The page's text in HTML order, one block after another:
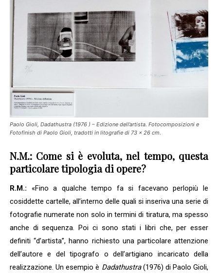
Paolo Gioli, Dadathustra (1976 ) – Edizione dell’artista. Fotocomposizioni e
Fotofinish di Paolo Gioli, tradotti in litografie di 73 x 26 cm.
N.M.: Come si è evoluta, nel tempo, questa
particolare tipologia di opere?
R.M.: «Fino a qualche tempo fa si facevano perlopiù le
cosiddette cartelle, all’interno delle quali si inseriva una serie di
fotografie numerate non solo in termini di tiratura, ma spesso
anche di sequenza. Poi ci sono stati i libri che, per esser
definiti “d’artista”, hanno richiesto una particolare attenzione
dell’autore e del tipografo o dell’artigiano incaricato della
realizzazione. Un esempio è Dadathustra(1976) di Paolo Gioli,